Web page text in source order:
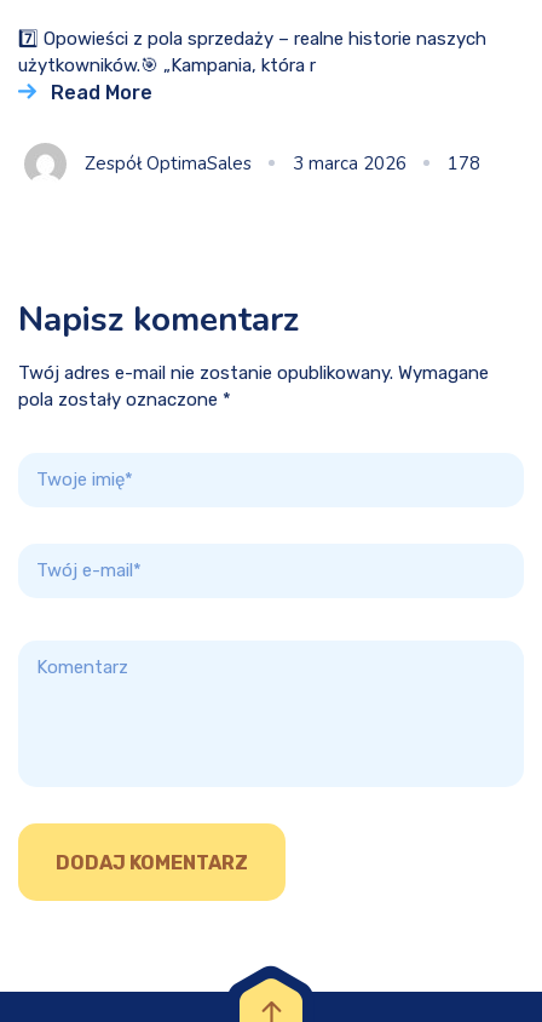
7️⃣ Opowieści z pola sprzedaży – realne historie naszych
użytkowników.🎯 „Kampania, która r
Read More
Zespół OptimaSales 3 marca 2026 178
Napisz komentarz
Twój adres e-mail nie zostanie opublikowany. Wymagane
pola zostały oznaczone *